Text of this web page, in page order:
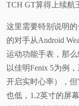
TCH GT算得上续航
这里需要特别说明
的对手从Android
运动功能手表，那
以佳明Fenix 5为例
开启实时心率），
也低，1.2英寸的屏